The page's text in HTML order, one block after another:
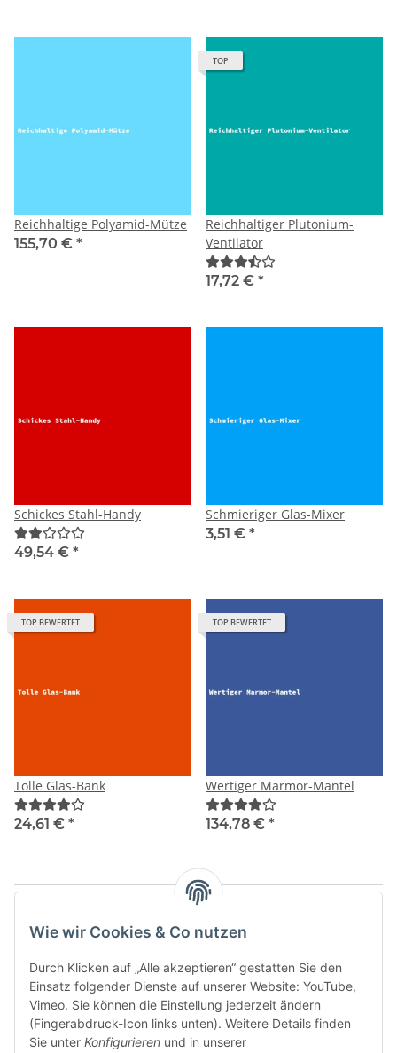
Reichhaltige Polyamid-Mütze
155,70 € *
TOP
Reichhaltiger Plutonium-
Ventilator
17,72 € *
Schickes Stahl-Handy
49,54 € *
Schmieriger Glas-Mixer
3,51 € *
TOP BEWERTET
Tolle Glas-Bank
24,61 € *
TOP BEWERTET
Wertiger Marmor-Mantel
134,78 € *
Artikel 1 - 12 von 12
Kategorien
Wie wir Cookies & Co nutzen
Durch Klicken auf „Alle akzeptieren“ gestatten Sie den
Einsatz folgender Dienste auf unserer Website: YouTube,
Vimeo. Sie können die Einstellung jederzeit ändern
(Fingerabdruck-Icon links unten). Weitere Details finden
Sie unter Konfigurieren und in unserer